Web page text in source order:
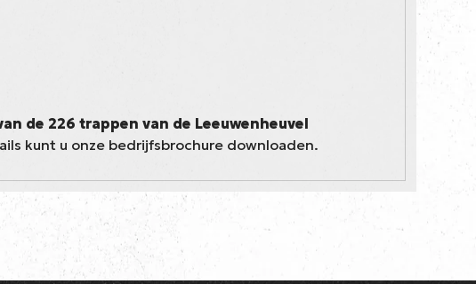
de 226 trappen van de Leeuwenheuvel
kunt u onze bedrijfsbrochure downloaden.